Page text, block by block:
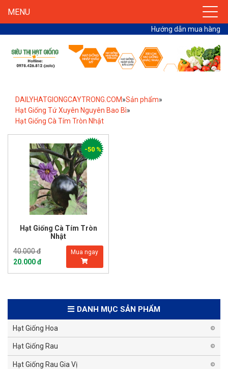
MENU
Hướng dẫn mua hàng
DAILYHATGIONGCAYTRONG.COM»Sản phẩm»
Hạt Giống Tứ Xuyên Nguyên Bao Bì»
Hạt Giống Cà Tím Tròn Nhật
Hạt Giống Cà Tím Tròn
Nhật
40.000 đ
20.000 đ
Mua ngay
-50 %
DANH MỤC SẢN PHẨM
Hạt Giống Hoa
Hạt Giống Rau
Hạt Giống Rau Gia Vị